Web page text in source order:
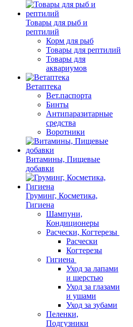
Товары для рыб и
рептилий
Корм для рыб
Товары для рептилий
Товары для
аквариумов
Ветаптека
Вет.паспорта
Бинты
Антипаразитарные
средства
Воротники
Витамины, Пищевые
добавки
Груминг, Косметика,
Гигиена
Шампуни,
Кондиционеры
Расчески, Когтерезы
Расчески
Когтерезы
Гигиена
Уход за лапами
и шерстью
Уход за глазами
и ушами
Уход за зубами
Пеленки,
Подгузники